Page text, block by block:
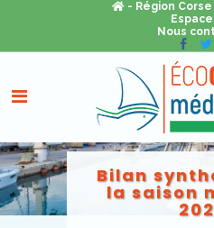
- Région Corse
Nous
Bilan
la saison